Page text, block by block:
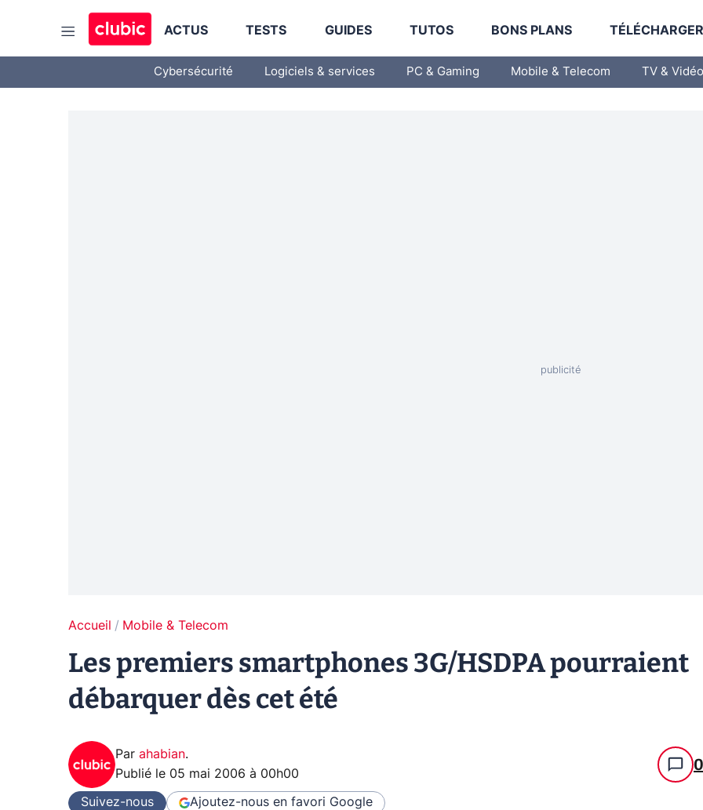
ACTUS TESTS GUIDES TUTOS BONS PLANS
Cybersécurité Logiciels & services PC & Gaming Mobile & Telecom TV & Vidéo
Accueil Mobile & Telecom
Les premiers smartphones 3G/HSDPA pourraient
débarquer dès cet été
Par ahabian.
Publié le 05 mai 2006 à 00h00 0
Suivez-nous Ajoutez-nous en favori Google